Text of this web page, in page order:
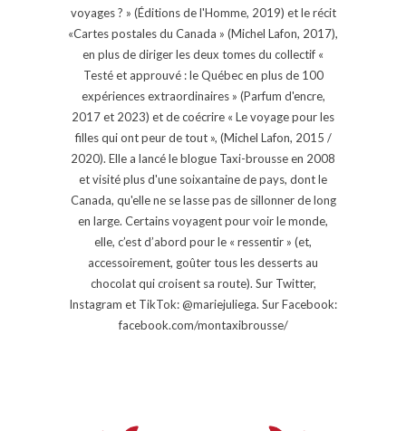
voyages ? » (Éditions de l'Homme, 2019) et le récit
«Cartes postales du Canada » (Michel Lafon, 2017),
en plus de diriger les deux tomes du collectif «
Testé et approuvé : le Québec en plus de 100
expériences extraordinaires » (Parfum d'encre,
2017 et 2023) et de coécrire « Le voyage pour les
filles qui ont peur de tout », (Michel Lafon, 2015 /
2020). Elle a lancé le blogue Taxi-brousse en 2008
et visité plus d'une soixantaine de pays, dont le
Canada, qu'elle ne se lasse pas de sillonner de long
en large. Certains voyagent pour voir le monde,
elle, c’est d’abord pour le « ressentir » (et,
accessoirement, goûter tous les desserts au
chocolat qui croisent sa route). Sur Twitter,
Instagram et TikTok: @mariejuliega. Sur Facebook:
facebook.com/montaxibrousse/